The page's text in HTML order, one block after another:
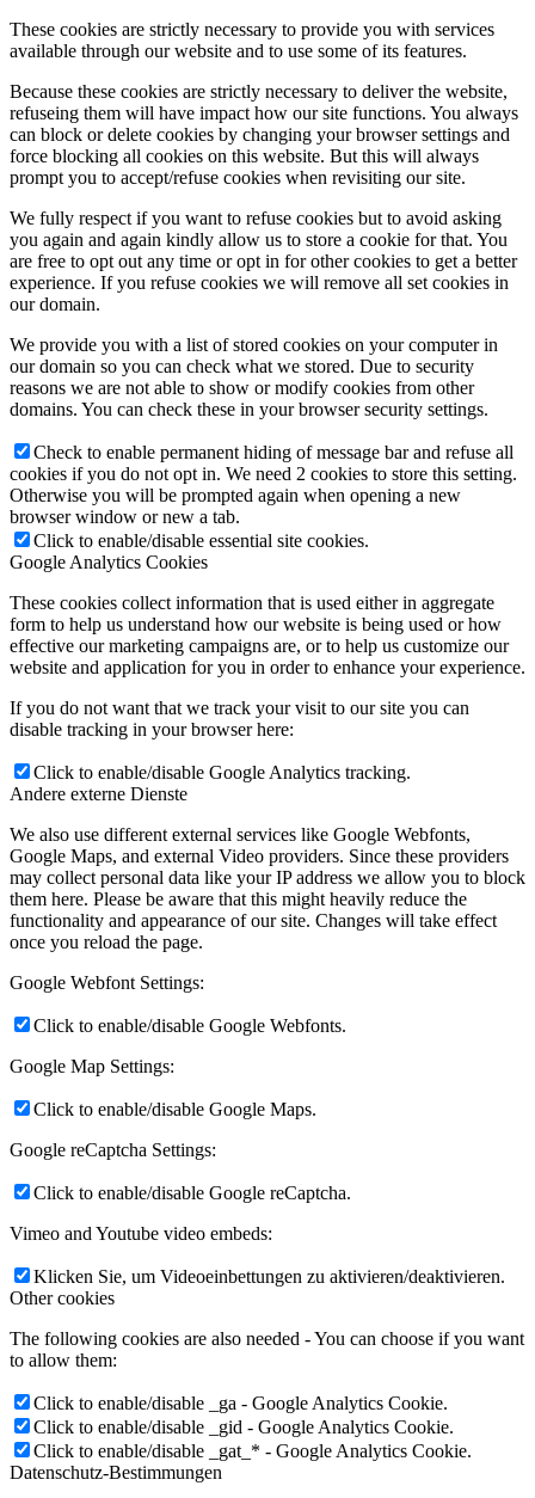
These cookies are strictly necessary to provide you with services
available through our website and to use some of its features.
Because these cookies are strictly necessary to deliver the website,
refuseing them will have impact how our site functions. You always
can block or delete cookies by changing your browser settings and
force blocking all cookies on this website. But this will always
prompt you to accept/refuse cookies when revisiting our site.
We fully respect if you want to refuse cookies but to avoid asking
you again and again kindly allow us to store a cookie for that. You
are free to opt out any time or opt in for other cookies to get a better
experience. If you refuse cookies we will remove all set cookies in
our domain.
We provide you with a list of stored cookies on your computer in
our domain so you can check what we stored. Due to security
reasons we are not able to show or modify cookies from other
domains. You can check these in your browser security settings.
Check to enable permanent hiding of message bar and refuse all
cookies if you do not opt in. We need 2 cookies to store this setting.
Otherwise you will be prompted again when opening a new
browser window or new a tab.
Click to enable/disable essential site cookies.
Google Analytics Cookies
These cookies collect information that is used either in aggregate
form to help us understand how our website is being used or how
effective our marketing campaigns are, or to help us customize our
website and application for you in order to enhance your experience.
If you do not want that we track your visit to our site you can
disable tracking in your browser here:
Click to enable/disable Google Analytics tracking.
Andere externe Dienste
We also use different external services like Google Webfonts,
Google Maps, and external Video providers. Since these providers
may collect personal data like your IP address we allow you to block
them here. Please be aware that this might heavily reduce the
functionality and appearance of our site. Changes will take effect
once you reload the page.
Google Webfont Settings:
Click to enable/disable Google Webfonts.
Google Map Settings:
Click to enable/disable Google Maps.
Google reCaptcha Settings:
Click to enable/disable Google reCaptcha.
Vimeo and Youtube video embeds:
Klicken Sie, um Videoeinbettungen zu aktivieren/deaktivieren.
Other cookies
The following cookies are also needed - You can choose if you want
to allow them:
Click to enable/disable _ga - Google Analytics Cookie.
Click to enable/disable _gid - Google Analytics Cookie.
Click to enable/disable _gat_* - Google Analytics Cookie.
Datenschutz-Bestimmungen